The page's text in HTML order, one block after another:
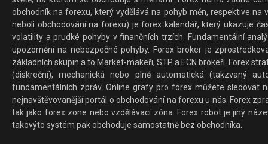
obchodník na forexu, který vydělává na pohyb měn, respektive
neboli obchodování na forexu) je forex kalendář, který ukazuje
volatility a prudké pohyby v finančních trzích. Fundamentální
upozornění na nebezpečné pohyby. Forex broker je
základních skupin a to Market-makeři, STP a ECN brokeři. Forex
(diskreční), mechanická nebo plně automatická (takzvaný
fundamentálních zpráv. Online grafy pro forex můžete sledovat
nejnavštěvovanější portál o obchodování na forexu u nás. Forex
tak jako forex zone nebo vzdělávací zóna. Forex robot je jiný
takovýto systém pak obchoduje samostatně bez obchodníka.